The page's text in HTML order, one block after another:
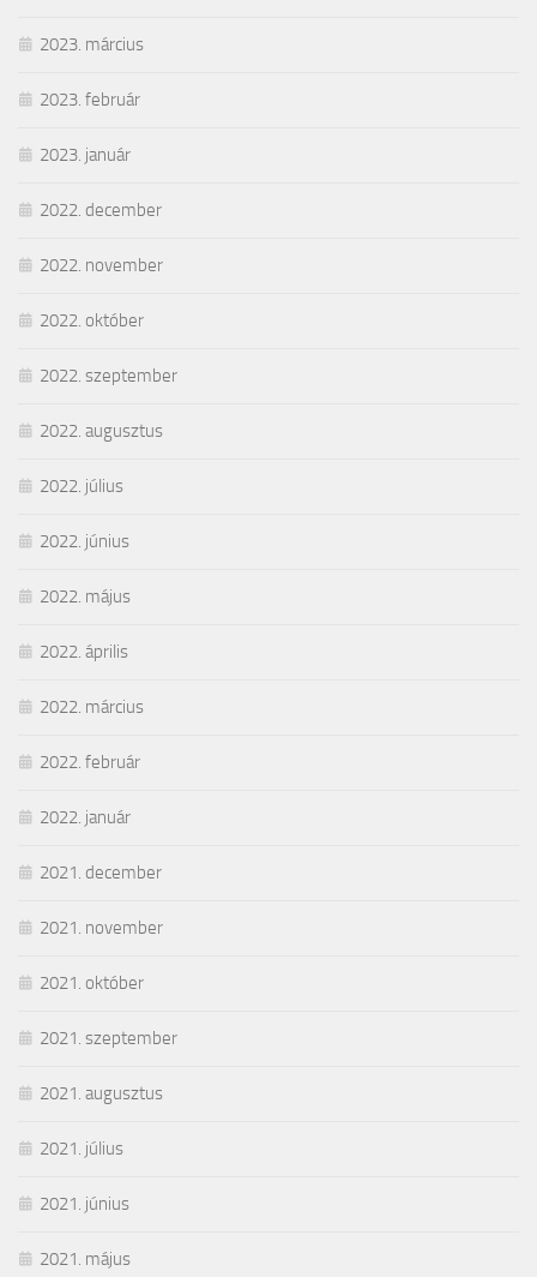
2023. március
2023. február
2023. január
2022. december
2022. november
2022. október
2022. szeptember
2022. augusztus
2022. július
2022. június
2022. május
2022. április
2022. március
2022. február
2022. január
2021. december
2021. november
2021. október
2021. szeptember
2021. augusztus
2021. július
2021. június
2021. május